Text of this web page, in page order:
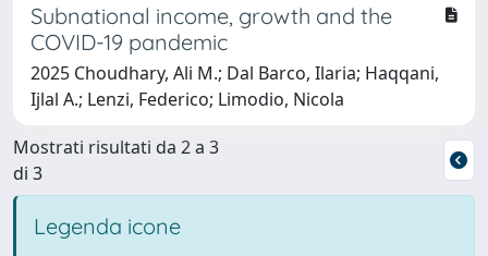
Subnational income, growth and the
COVID-19 pandemic
2025 Choudhary, Ali M.; Dal Barco, Ilaria; Haqqani,
Ijlal A.; Lenzi, Federico; Limodio, Nicola
Mostrati risultati da 2 a 3
di 3
Legenda icone